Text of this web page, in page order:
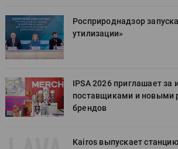
Росприроднадзор
утилизации»
IPSA 2026 приглашает за
поставщиками и новыми
брендов
Kairos выпускает